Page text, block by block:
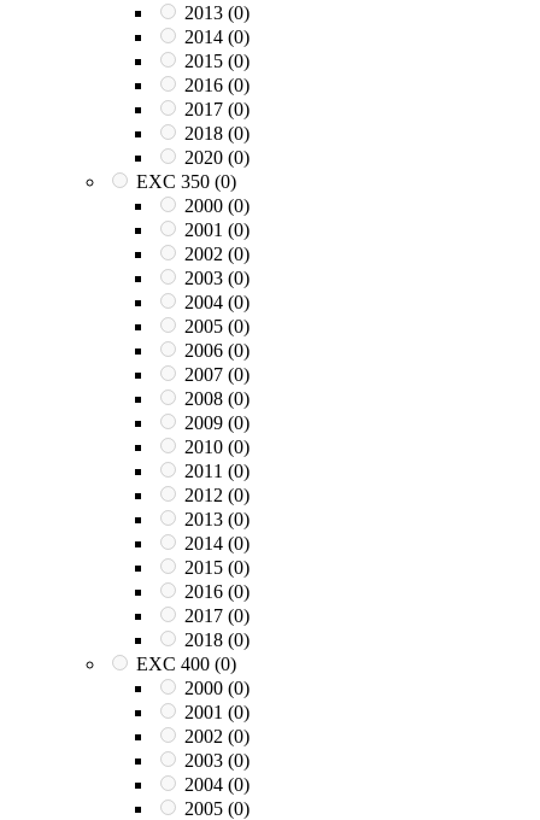
2013 (0)
2014 (0)
2015 (0)
2016 (0)
2017 (0)
2018 (0)
2020 (0)
EXC 350 (0)
2000 (0)
2001 (0)
2002 (0)
2003 (0)
2004 (0)
2005 (0)
2006 (0)
2007 (0)
2008 (0)
2009 (0)
2010 (0)
2011 (0)
2012 (0)
2013 (0)
2014 (0)
2015 (0)
2016 (0)
2017 (0)
2018 (0)
EXC 400 (0)
2000 (0)
2001 (0)
2002 (0)
2003 (0)
2004 (0)
2005 (0)